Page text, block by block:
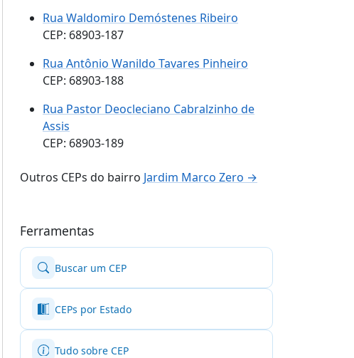
Rua Waldomiro Demóstenes Ribeiro
CEP: 68903-187
Rua Antônio Wanildo Tavares Pinheiro
CEP: 68903-188
Rua Pastor Deocleciano Cabralzinho de
Assis
CEP: 68903-189
Outros CEPs do bairro Jardim Marco Zero →
Ferramentas
Buscar um CEP
CEPs por Estado
Tudo sobre CEP